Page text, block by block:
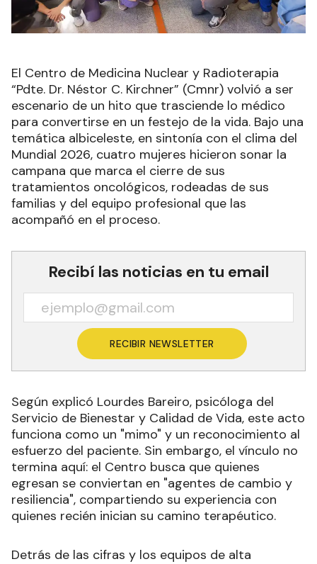
El Centro de Medicina Nuclear y Radioterapia
“Pdte. Dr. Néstor C. Kirchner” (Cmnr) volvió a ser
escenario de un hito que trasciende lo médico
para convertirse en un festejo de la vida. Bajo una
temática albiceleste, en sintonía con el clima del
Mundial 2026, cuatro mujeres hicieron sonar la
campana que marca el cierre de sus
tratamientos oncológicos, rodeadas de sus
familias y del equipo profesional que las
acompañó en el proceso.
Recibí las noticias en tu email
RECIBIR NEWSLETTER
Según explicó Lourdes Bareiro, psicóloga del
Servicio de Bienestar y Calidad de Vida, este acto
funciona como un "mimo" y un reconocimiento al
esfuerzo del paciente. Sin embargo, el vínculo no
termina aquí: el Centro busca que quienes
egresan se conviertan en "agentes de cambio y
resiliencia", compartiendo su experiencia con
quienes recién inician su camino terapéutico.
Detrás de las cifras y los equipos de alta